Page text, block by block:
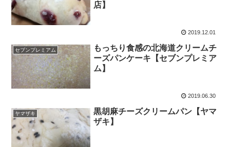
店】
2019.12.01
セブンプレミアム
もっちり食感の北海道クリームチ
ーズパンケーキ【セブンプレミア
ム】
2019.06.30
ヤマザキ
黒胡麻チーズクリームパン【ヤマ
ザキ】